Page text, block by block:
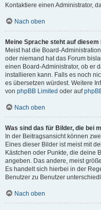
Kontaktiere einen Administrator,
Nach oben
Meine Sprache steht auf
Meist hat die Board-
oder niemand hat das Forum
einen Board-Administrator, ob er
installieren kann. Falls es noch
es übersetzen würdest. Weitere
von phpBB Limited oder auf
Nach oben
Was sind das für Bilder, die bei
In der Beitragsansicht können
Eines dieser Bilder ist meist mit
Kästchen oder Punkte, die deine
angeben. Das andere, meist
Es handelt sich hierbei in der
Benutzer zu Benutzer
Nach oben